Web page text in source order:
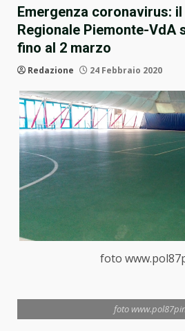
Emergenza coronavirus:
Regionale Piemonte-VdA
fino al 2 marzo
Redazione 24 Febbraio 2020
foto
foto